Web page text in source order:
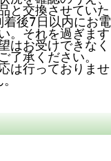
と交換させていた
後7日以内にお電
。それを過ぎます
はお受けできなく
了承ください。
は行っておりませ